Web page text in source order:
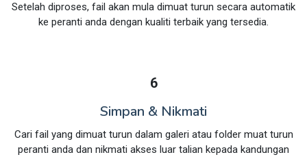
Setelah diproses, fail akan mula dimuat turun secara automatik
ke peranti anda dengan kualiti terbaik yang tersedia.
6
Simpan & Nikmati
Cari fail yang dimuat turun dalam galeri atau folder muat turun
peranti anda dan nikmati akses luar talian kepada kandungan